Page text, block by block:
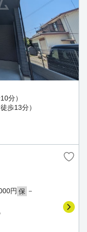
分）
歩13分）
円 保 －